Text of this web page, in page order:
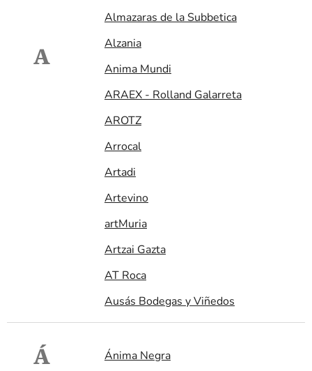
A
Almazaras de la Subbetica
Alzania
Anima Mundi
ARAEX - Rolland Galarreta
AROTZ
Arrocal
Artadi
Artevino
artMuria
Artzai Gazta
AT Roca
Ausás Bodegas y Viñedos
Á Ánima Negra